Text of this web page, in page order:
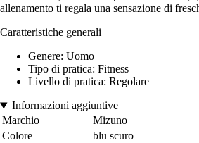
allenamento ti regala una sensazione di
Caratteristiche generali
Genere: Uomo
Tipo di pratica: Fitness
Livello di pratica: Regolare
Informazioni aggiuntive
Marchio
Mizuno
Colore
blu scuro